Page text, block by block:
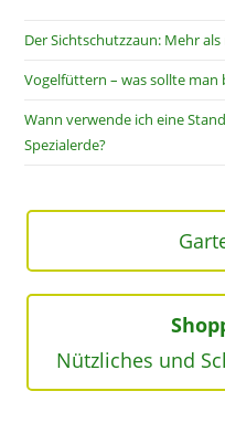
Der Sichtschutzzaun: Mehr
Vogelfüttern – was sollte man
Wann verwende ich eine
Spezialerde?
Nützliches und